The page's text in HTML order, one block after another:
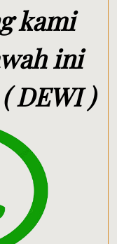
kami
ini
DEWI )